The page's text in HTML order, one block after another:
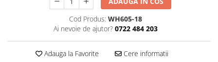
Curele cauciuc
Curele Garmin
Curele metalice
Cod Produs: WH605-18
Ai nevoie de ajutor? 0722 484 203
Adauga la Favorite Cere informatii